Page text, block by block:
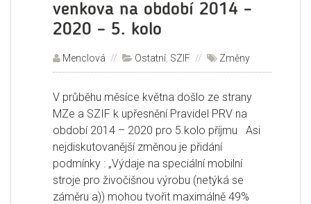
venkova na období 2014 –
2020 – 5. kolo
Autor:
Menclová Rubriky:
Ostatní SZIF Štítky:
Změny
V průběhu měsíce května došlo ze strany
MZe a SZIF k upřesnění Pravidel PRV na
období 2014 – 2020 pro 5.kolo příjmu Asi
nejdiskutovanější změnou je přidání
podmínky : „Výdaje na speciální mobilní
stroje pro živočišnou výrobu (netýká se
záměru a)) mohou tvořit maximálně 49%